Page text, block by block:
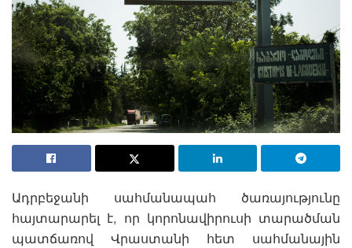
Ադրբեջանի սահմանապահ ծառայությունը
հայտարարել է, որ կորոնավիրուսի տարածման
պատճառով Վրաստանի հետ սահմանային